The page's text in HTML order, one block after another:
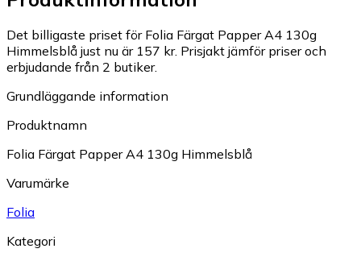
Det billigaste priset för Folia Färgat Papper A4 130g
Himmelsblå just nu är 157 kr. Prisjakt jämför priser och
erbjudande från 2 butiker.
Grundläggande information
Produktnamn
Folia Färgat Papper A4 130g Himmelsblå
Varumärke
Folia
Kategori